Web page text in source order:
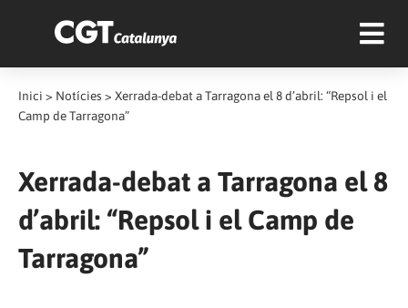
Inici > Notícies > Xerrada-debat a Tarragona el 8 d’abril: “Repsol i el
Camp de Tarragona”
Xerrada-debat a Tarragona el 8
d’abril: “Repsol i el Camp de
Tarragona”